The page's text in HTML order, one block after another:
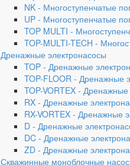
NK - Многоступенчатые
UP - Многоступенчатые
TOP MULTI -
TOP-MULTI-TECH -
Дренажные электронасосы
TOP - Дренажные
TOP-FLOOR - Дренажные
TOP-VORTEX - Дренажные
RX - Дренажные
RX-VORTEX - Дренажные
D - Дренажные
DC - Дренажные
ZD - Дренажные
Скважинные моноблочные